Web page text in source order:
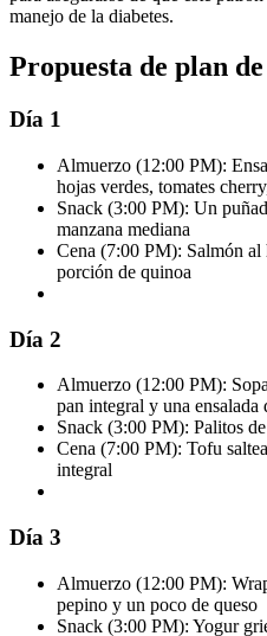
manejo de la diabetes.
Propuesta de plan
Día 1
Almuerzo (12:00 PM):
hojas verdes, tomates
Snack (3:00 PM): Un
manzana mediana
Cena (7:00 PM): Salmón
porción de quinoa
Día 2
Almuerzo (12:00 PM):
pan integral y una ensalada
Snack (3:00 PM): Palitos
Cena (7:00 PM): Tofu
integral
Día 3
Almuerzo (12:00 PM):
pepino y un poco de queso
Snack (3:00 PM): Yogur